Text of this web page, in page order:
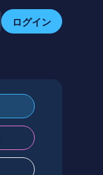
ログイン